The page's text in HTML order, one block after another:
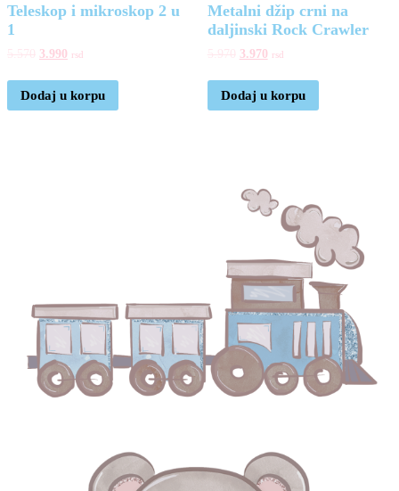
Teleskop i mikroskop 2 u
1
3.990 rsd
Dodaj u korpu
Metalni džip crni na
daljinski Rock Crawler
3.970 rsd
Dodaj u korpu